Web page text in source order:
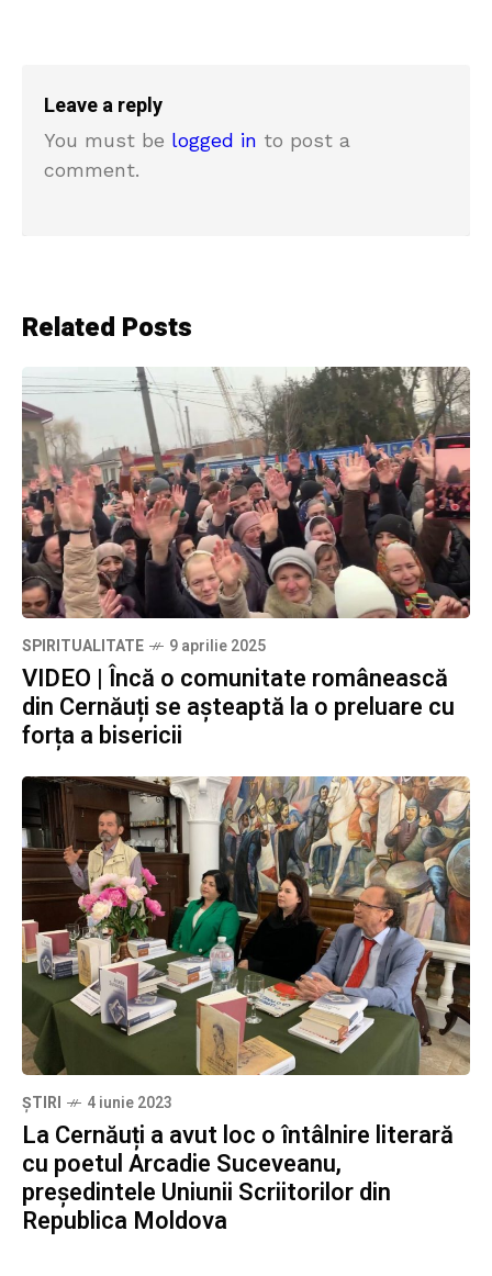
Leave a reply
You must be logged in to post a
comment.
Related Posts
SPIRITUALITATE 9 aprilie 2025
VIDEO | Încă o comunitate românească
din Cernăuți se așteaptă la o preluare cu
forța a bisericii
ȘTIRI 4 iunie 2023
La Cernăuți a avut loc o întâlnire literară
cu poetul Arcadie Suceveanu,
președintele Uniunii Scriitorilor din
Republica Moldova